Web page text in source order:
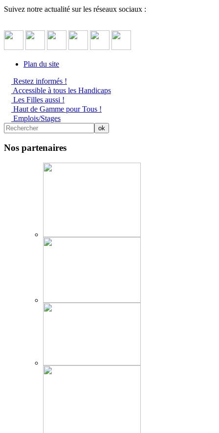
Suivez notre actualité sur les réseaux sociaux :
Plan du site
Restez informés !
Accessible à tous les Handicaps
Les Filles aussi !
Haut de Gamme pour Tous !
Emplois/Stages
Nos partenaires